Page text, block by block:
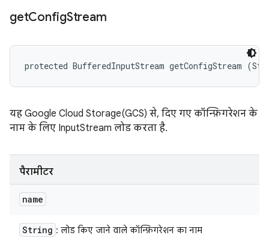
getConfigStream
protected BufferedInputStream getConfigStream
यह Google Cloud Storage(GCS) से, दिए गए कॉन्फ़िगरेशन के
नाम के लिए InputStream लोड करता है.
पैरामीटर
name
String : लोड किए जाने वाले कॉन्फ़िगरेशन का नाम